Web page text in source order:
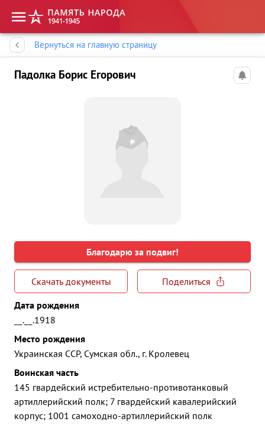
Вернуться на главную страницу
Падолка Борис Егорович
Благодарю за подвиг!
Скачать документы
Поделиться
Дата рождения
__.__.1918
Место рождения
Украинская ССР, Сумская обл., г. Кролевец
Воинская часть
145 гвардейский истребительно-противотанковый
артиллерийский полк; 7 гвардейский кавалерийский
корпус; 1001 самоходно-артиллерийский полк
Память народа